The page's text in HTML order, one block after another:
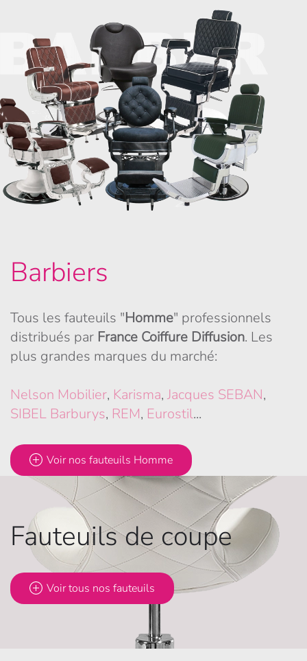
Barbiers
Tous les fauteuils "Homme" professionnels
distribués par France Coiffure Diffusion. Les
plus grandes marques du marché:
Nelson Mobilier, Karisma, Jacques SEBAN,
SIBEL Barburys, REM, Eurostil...
Voir nos fauteuils Homme
Fauteuils de coupe
Voir tous nos fauteuils